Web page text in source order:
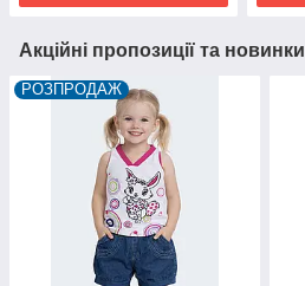
Акційні пропозиції та новинки
РОЗПРОДАЖ